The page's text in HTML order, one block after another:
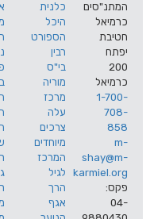
כלנית
היכל
הספורט
רבין
בי"ס
מוריה
מרכז
עלה
צרכים
מיוחדים
המרכז
לגיל
הרך
אגף
אודות
מי אנחנו
הסדרי
נגישות
פיזיים
באתר
המרכז
הקהילתי
השלוחות
שלנו
רבין
גבעת
רם
מרכז